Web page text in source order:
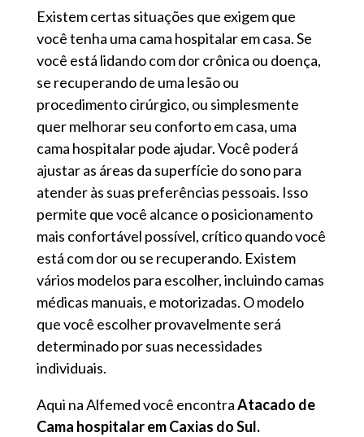
Existem certas situações que exigem que
você tenha uma cama hospitalar em casa. Se
você está lidando com dor crônica ou doença,
se recuperando de uma lesão ou
procedimento cirúrgico, ou simplesmente
quer melhorar seu conforto em casa, uma
cama hospitalar pode ajudar. Você poderá
ajustar as áreas da superfície do sono para
atender às suas preferências pessoais. Isso
permite que você alcance o posicionamento
mais confortável possível, crítico quando você
está com dor ou se recuperando. Existem
vários modelos para escolher, incluindo camas
médicas manuais, e motorizadas. O modelo
que você escolher provavelmente será
determinado por suas necessidades
individuais.
Aqui na Alfemed você encontraAtacado de
Cama hospitalar em Caxias do Sul.